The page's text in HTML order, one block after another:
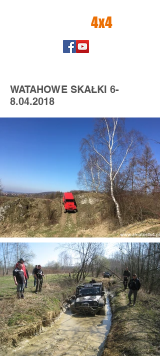
4x4
WATAHOWE SKAŁKI 6-
8.04.2018